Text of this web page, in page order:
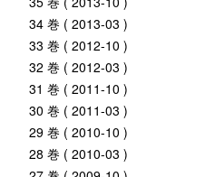
34 巻 ( 2013-03 )
33 巻 ( 2012-10 )
32 巻 ( 2012-03 )
31 巻 ( 2011-10 )
30 巻 ( 2011-03 )
29 巻 ( 2010-10 )
28 巻 ( 2010-03 )